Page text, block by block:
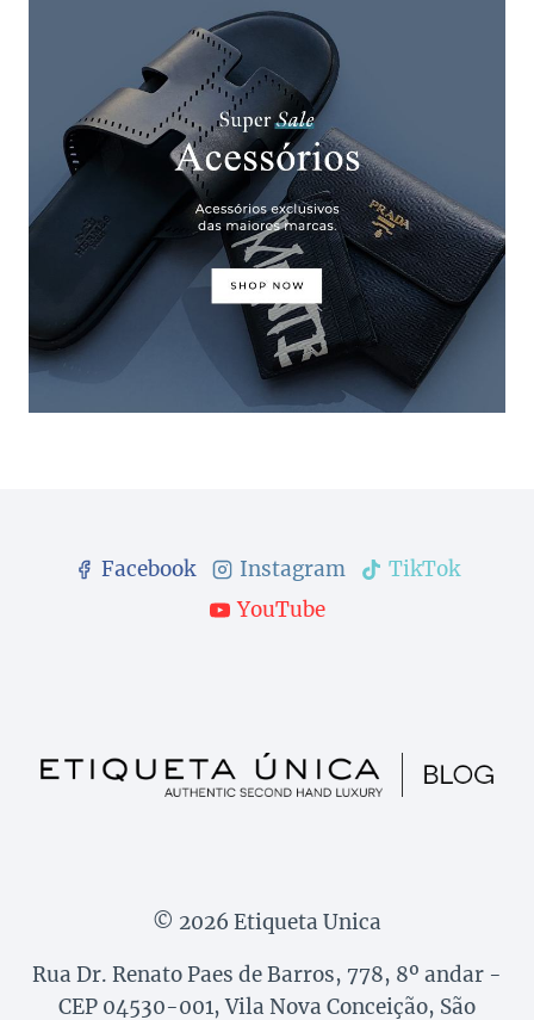
Facebook Instagram
TikTok
YouTube
© 2026 Etiqueta Unica
Rua Dr. Renato Paes de Barros, 778, 8º andar -
CEP 04530-001, Vila Nova Conceição, São